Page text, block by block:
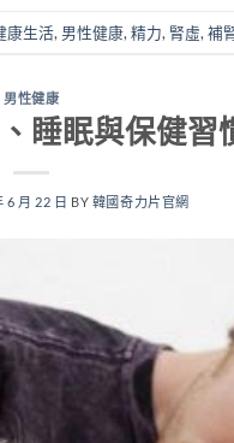
康生活, 男性健康, 精力, 腎虛, 補
男性健康
睡眠與保健習
6 月 22 日 BY 韓國奇力片官網